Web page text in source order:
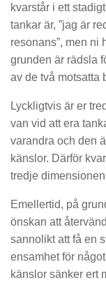
kvarstår i ett
tankar är, ”jag är
resonans”, men ni
grunden är rädsla
av de två motsatta
Lyckligtvis är er
van vid att era
varandra och den
känslor. Därför
tredje
Emellertid, på
önskan att
sannolikt att få en
ensamhet för
känslor sänker ert